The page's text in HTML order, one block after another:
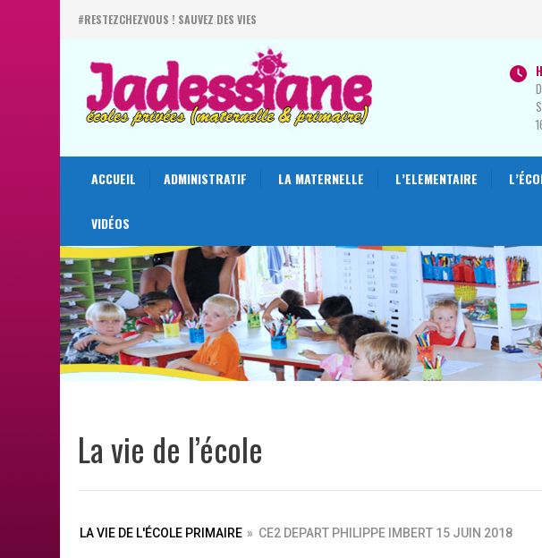
#RESTEZCHEZVOUS ! SAUVEZ DES VIES
ACCUEIL ADMINISTRATIF LA MATERNELLE L’ELEMENTAIRE
VIDÉOS
La vie de l’école
LA VIE DE L'ÉCOLE PRIMAIRE » CE2 DEPART PHILIPPE IMBERT 15 JUIN 2018